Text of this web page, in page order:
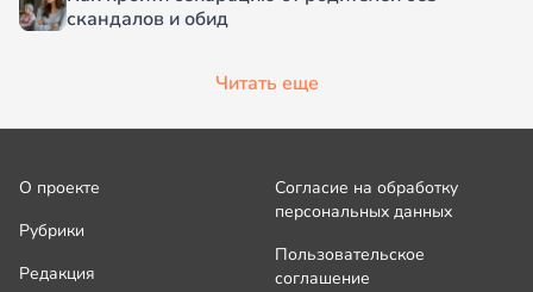
скандалов и обид
Читать еще
О проекте
Рубрики
Редакция
Согласие на обработку
персональных данных
Пользовательское
соглашение